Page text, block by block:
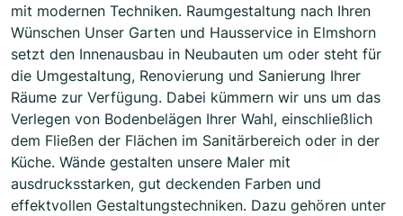
mit modernen Techniken. Raumgestaltung nach Ihren
Wünschen Unser Garten und Hausservice in Elmshorn
setzt den Innenausbau in Neubauten um oder steht für
die Umgestaltung, Renovierung und Sanierung Ihrer
Räume zur Verfügung. Dabei kümmern wir uns um das
Verlegen von Bodenbelägen Ihrer Wahl, einschließlich
dem Fließen der Flächen im Sanitärbereich oder in der
Küche. Wände gestalten unsere Maler mit
ausdrucksstarken, gut deckenden Farben und
effektvollen Gestaltungstechniken. Dazu gehören unter